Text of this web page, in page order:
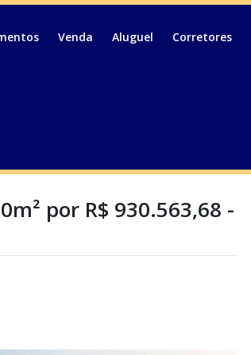
Venda Aluguel Corretores
por R$ 930.563,68 -